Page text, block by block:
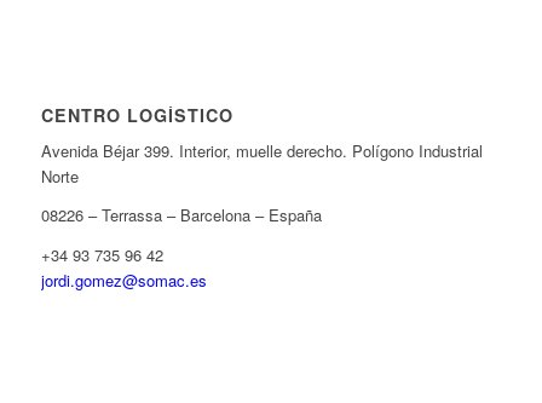
CENTRO LOGÍSTICO
Avenida Béjar 399. Interior, muelle derecho. Polígono Industrial
Norte
08226 – Terrassa – Barcelona – España
+34 93 735 96 42
jordi.gomez@somac.es